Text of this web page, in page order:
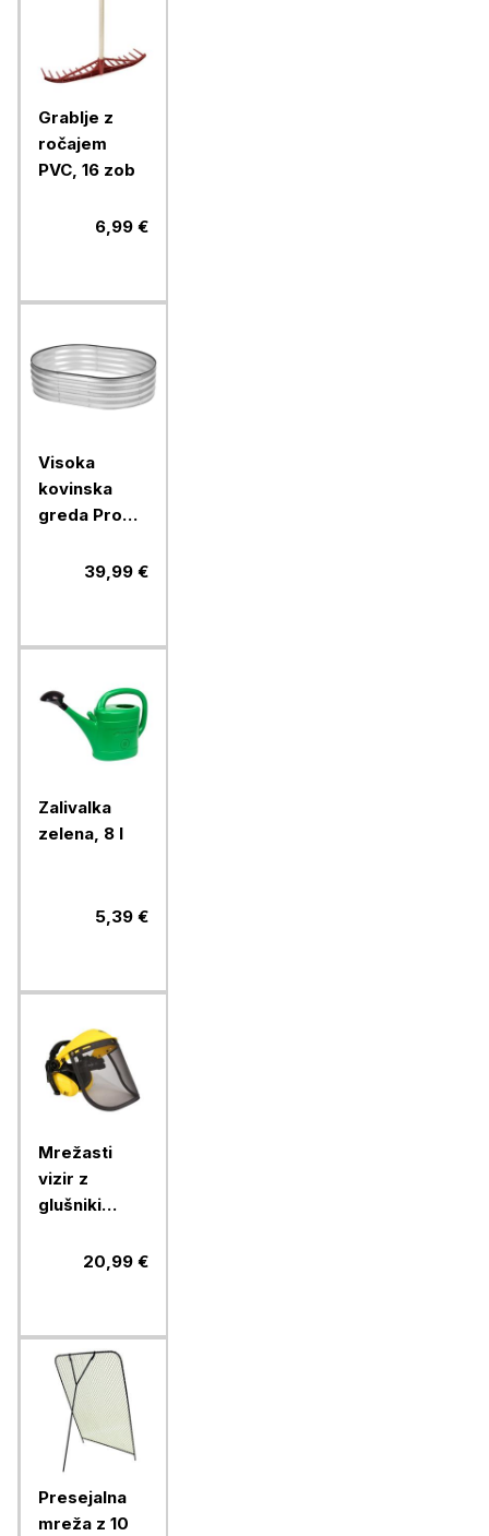
Grablje z
ročajem
PVC, 16 zob
6,99 €
Visoka
kovinska
greda Pro
pocinkana,
39,99 €
Zalivalka
zelena, 8 l
5,39 €
Mrežasti
vizir z
glušniki
20,99 €
Presejalna
mreža z 10